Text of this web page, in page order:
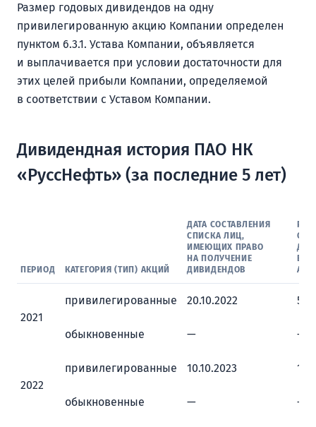
Размер годовых дивидендов на одну
привилегированную акцию Компании определен
пунктом 6.3.1. Устава Компании, объявляется
и выплачивается при условии достаточности для
этих целей прибыли Компании, определяемой
в соответствии с Уставом Компании.
Дивидендная история ПАО НК
«РуссНефть» (за последние 5 лет)
ПЕРИОД КАТЕГОРИЯ (ТИП) АКЦИЙ
ДАТА СОСТАВЛЕНИЯ
СПИСКА ЛИЦ,
ИМЕЮЩИХ ПРАВО
НА ПОЛУЧЕНИЕ
ДИВИДЕНДОВ
В
2021
привилегированные 20.10.2022
обыкновенные — —
2022
привилегированные 10.10.2023
обыкновенные — —